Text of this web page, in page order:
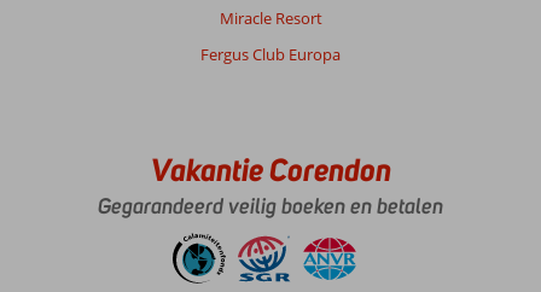
Miracle Resort
Fergus Club Europa
Vakantie Corendon
Gegarandeerd veilig boeken en betalen